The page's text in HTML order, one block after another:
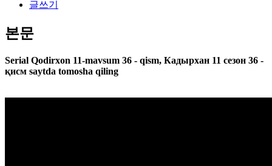
글쓰기
본문
Serial Qodirxon 11-mavsum 36 - qism, Кадырхан 11 сезон 36 -
қисм saytda tomosha qiling